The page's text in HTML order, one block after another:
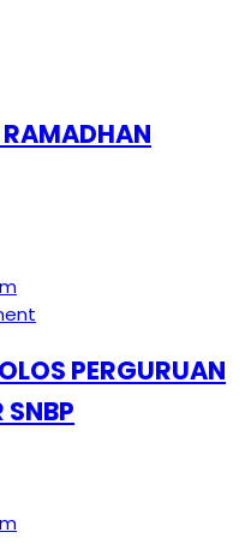
RAMADHAN
PERGURUAN